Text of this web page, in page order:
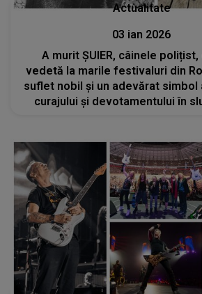
Actualitate
03 ian 2026
A murit ȘUIER, câinele
vedetă la marile festivaluri din
suflet nobil și un adevărat simbol
curajului și devotamentului în